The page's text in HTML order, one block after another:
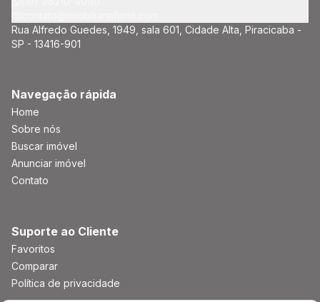
Rua Alfredo Guedes, 1949, sala 601, Cidade Alta, Piracicaba -
SP - 13416-901
Navegação rápida
Home
Sobre nós
Buscar imóvel
Anunciar imóvel
Contato
Suporte ao Cliente
Favoritos
Comparar
Política de privacidade